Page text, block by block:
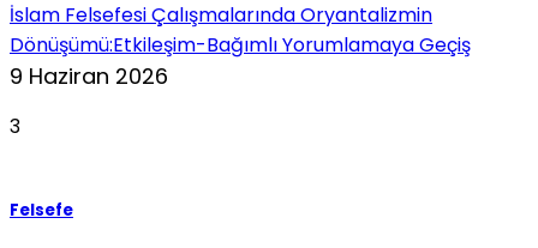
İslam Felsefesi Çalışmalarında Oryantalizmin
Dönüşümü:Etkileşim-Bağımlı Yorumlamaya Geçiş
9 Haziran 2026
3
Felsefe